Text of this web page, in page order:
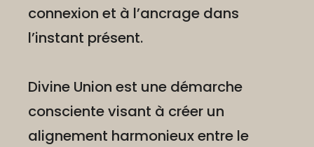
connexion et à l’ancrage dans
l’instant présent.
Divine Union est une démarche
consciente visant à créer un
alignement harmonieux entre le